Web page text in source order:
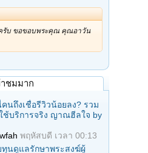
รับ ขอขอบพระคุณ คุณอาวัน
าชมมาก
นถึงเชื่อรีวิวน้อยลง? รวม
ช้บริการจริง ญาณฮีลใจ by
พฤหัสบดี เวลา 00:13
นดูแลรักษาพระสงฆ์ผู้